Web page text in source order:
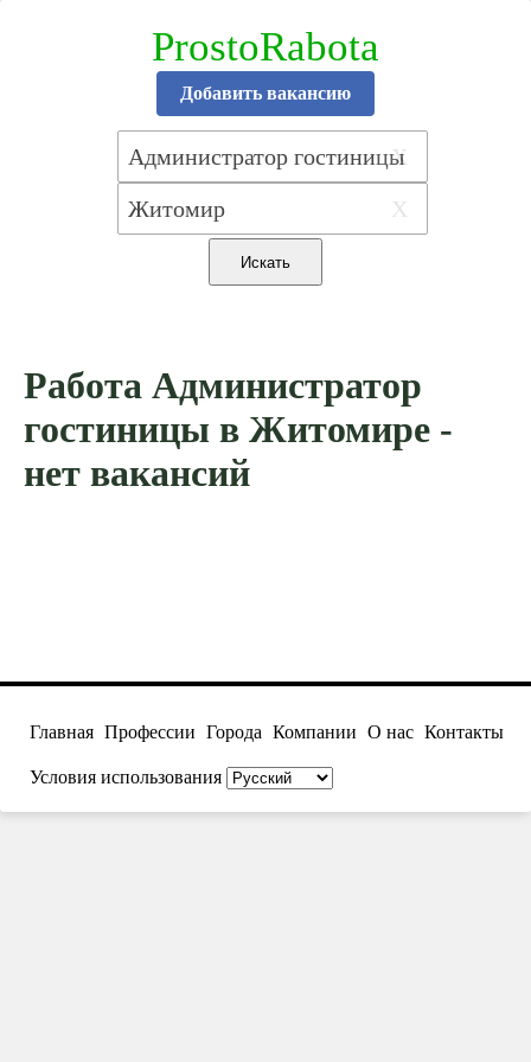
ProstoRabota
Добавить вакансию
X
X
Работа Администратор
гостиницы в Житомире -
нет вакансий
Главная Профессии Города Компании О нас Контакты
Условия использования